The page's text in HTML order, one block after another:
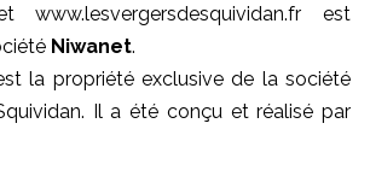
www.lesvergersdesquividan.fr est
Niwanet.
la propriété exclusive de la société
Il a été conçu et réalisé par